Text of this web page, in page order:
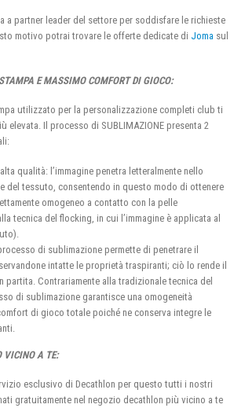
a partner leader del settore per soddisfare le richieste
motivo potrai trovare le offerte dedicate di Joma sul
E MASSIMO COMFORT DI GIOCO:
utilizzato per la personalizzazione completi club ti
elevata. Il processo di SUBLIMAZIONE presenta 2
qualità: l’immagine penetra letteralmente nello
del tessuto, consentendo in questo modo di ottenere
omogeneo a contatto con la pelle
tecnica del flocking, in cui l’immagine è applicata al
di sublimazione permette di penetrare il
intatte le proprietà traspiranti; ciò lo rende il
partita. Contrariamente alla tradizionale tecnica del
di sublimazione garantisce una omogeneità
di gioco totale poiché ne conserva integre le
VICINO A TE:
esclusivo di Decathlon per questo tutti i nostri
gratuitamente nel negozio decathlon più vicino a te